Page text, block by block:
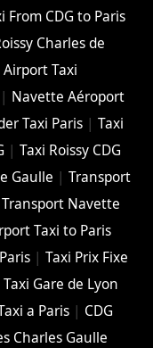
From CDG to Paris
Charles de
Taxi
| Navette Aéroport
Taxi Paris |Taxi
|Taxi Roissy CDG
Gaulle |Transport
Transport Navette
Taxi to Paris
|Taxi Prix Fixe
Taxi Gare de Lyon
a Paris| CDG
Charles Gaulle